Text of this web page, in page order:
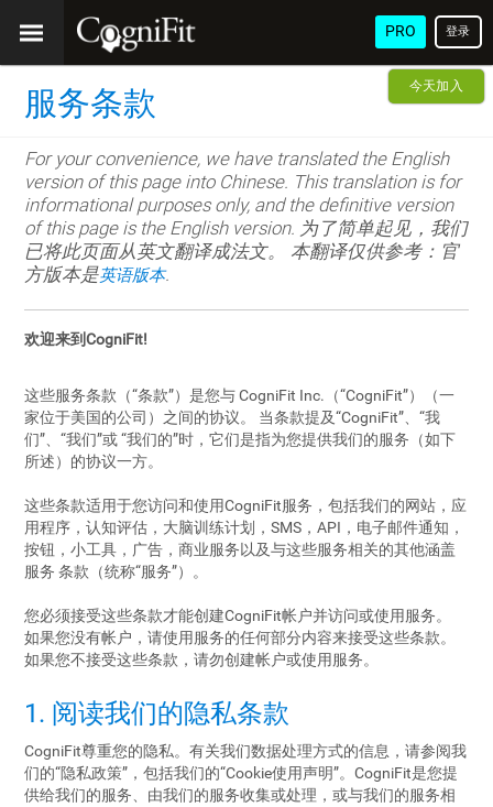
PRO 登录
今天加入
服务条款
For your convenience, we have translated the English
version of this page into Chinese. This translation is for
informational purposes only, and the definitive version
of this page is the English version. 为了简单起见，我们
已将此页面从英文翻译成法文。 本翻译仅供参考：官
方版本是英语版本.
欢迎来到CogniFit!
这些服务条款（“条款”）是您与 CogniFit Inc.（“CogniFit”）（一
家位于美国的公司）之间的协议。 当条款提及“CogniFit”、“我
们”、“我们”或 “我们的”时，它们是指为您提供我们的服务（如下
所述）的协议一方。
这些条款适用于您访问和使用CogniFit服务，包括我们的网站，应
用程序，认知评估，大脑训练计划，SMS，API，电子邮件通知，
按钮，小工具，广告，商业服务以及与这些服务相关的其他涵盖
服务 条款（统称“服务”）。
您必须接受这些条款才能创建CogniFit帐户并访问或使用服务。
如果您没有帐户，请使用服务的任何部分内容来接受这些条款。
如果您不接受这些条款，请勿创建帐户或使用服务。
1. 阅读我们的隐私条款
CogniFit尊重您的隐私。有关我们数据处理方式的信息，请参阅我
们的“隐私政策”，包括我们的“Cookie使用声明”。CogniFit是您提
供给我们的服务、由我们的服务收集或处理，或与我们的服务相